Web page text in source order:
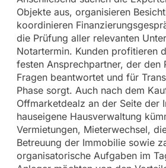
Objekte aus, organisieren
koordinieren
die Prüfung aller relevanten
Notartermin. Kunden profitieren
festen Ansprechpartner, der den
Fragen beantwortet und für
Phase sorgt. Auch nach dem
Offmarketdealz an der Seite der
hauseigene Hausverwaltung
Vermietungen, Mieterwechsel,
Betreuung der Immobilie sowie
organisatorische Aufgaben im